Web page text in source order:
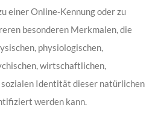
einer Online-Kennung oder zu
besonderen Merkmalen, die
physiologischen,
wirtschaftlichen,
Identität dieser natürlichen
werden kann.